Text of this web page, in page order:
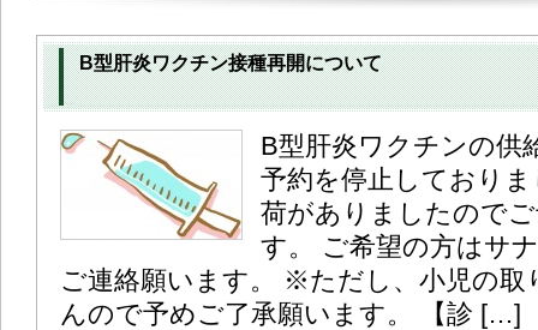
B型肝炎ワクチン接種再開について
B型肝炎ワクチンの供
予約を停止しており
荷がありましたので
す。 ご希望の方はサ
ご連絡願います。 ※ただし、小児の取
んので予めご了承願います。 【診 […]